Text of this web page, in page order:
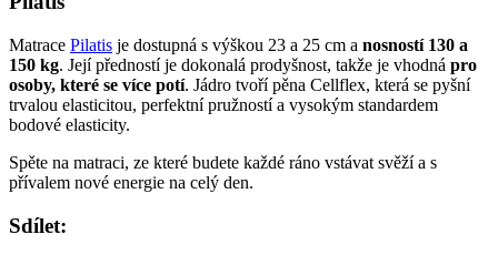
Matrace Pilatis je dostupná s výškou 23 a 25 cm a nosností 130 a
150 kg. Její předností je dokonalá prodyšnost, takže je vhodná pro
osoby, které se více potí. Jádro tvoří pěna Cellflex, která se pyšní
trvalou elasticitou, perfektní pružností a vysokým standardem
bodové elasticity.
Spěte na matraci, ze které budete každé ráno vstávat svěží a s
přívalem nové energie na celý den.
Sdílet: